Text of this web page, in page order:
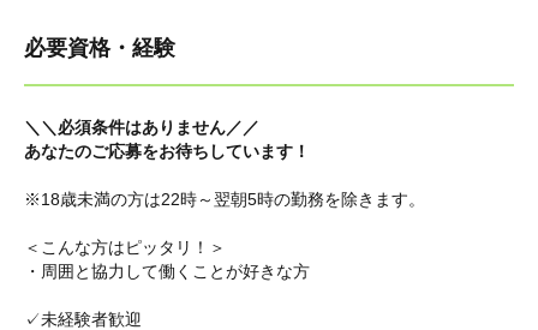
必要資格・経験
＼＼必須条件はありません／／
あなたのご応募をお待ちしています！
※18歳未満の方は22時～翌朝5時の勤務を除きます。
＜こんな方はピッタリ！＞
・周囲と協力して働くことが好きな方
✓未経験者歓迎